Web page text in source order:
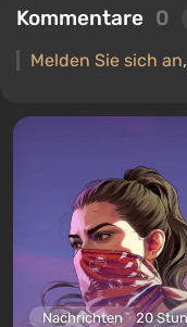
Kommentare 0
Melden Sie sich an
Nachrichten 20